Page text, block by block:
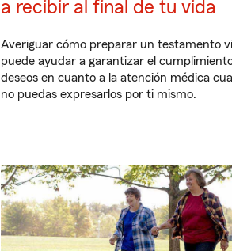
a recibir al final de tu vida
Averiguar cómo preparar un testamento
puede ayudar a garantizar el
deseos en cuanto a la atención médica
no puedas expresarlos por ti mismo.